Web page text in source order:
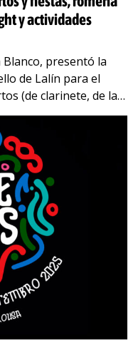
y actividades
Blanco, presentó la
de Lalín para el
(de clarinete, de las